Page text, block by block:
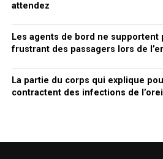
attendez
Les agents de bord ne supportent
frustrant des passagers lors de
La partie du corps qui explique
contractent des infections de